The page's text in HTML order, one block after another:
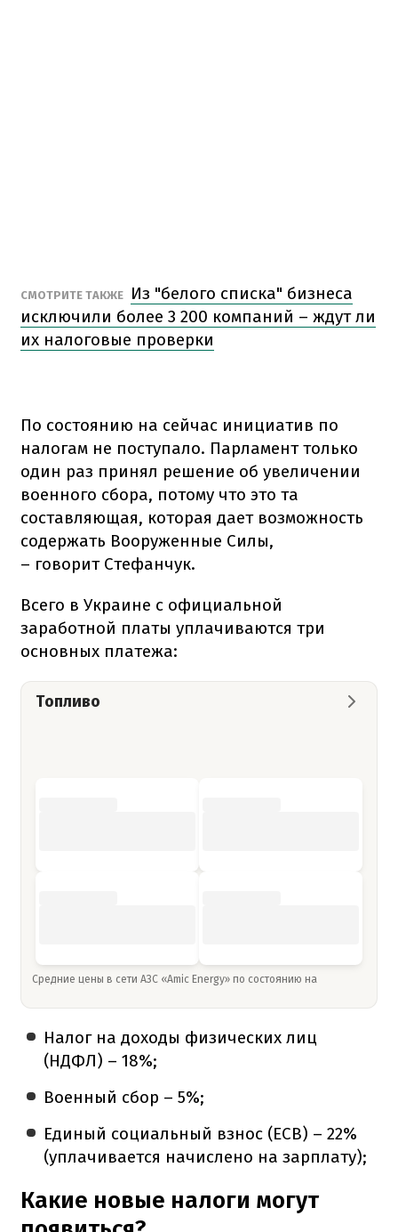
СМОТРИТЕ ТАКЖЕ
Из "белого списка" бизнеса
исключили более 3 200 компаний – ждут ли
их налоговые проверки
По состоянию на сейчас инициатив по
налогам не поступало. Парламент только
один раз принял решение об увеличении
военного сбора, потому что это та
составляющая, которая дает возможность
содержать Вооруженные Силы,
– говорит Стефанчук.
Всего в Украине с официальной
заработной платы уплачиваются три
основных платежа:
Топливо
Средние цены в сети АЗС «Amic Energy» по состоянию на
Налог на доходы физических лиц
(НДФЛ) – 18%;
Военный сбор – 5%;
Единый социальный взнос (ЕСВ) – 22%
(уплачивается начислено на зарплату);
Какие новые налоги могут